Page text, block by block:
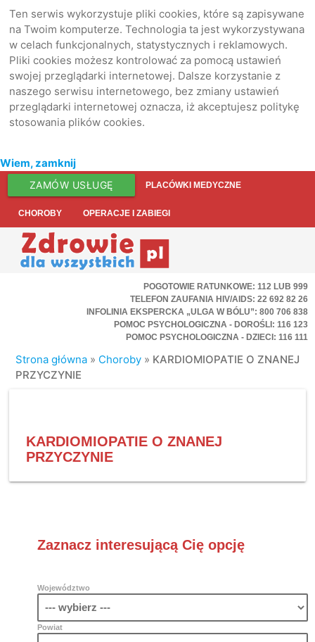
Ten serwis wykorzystuje pliki cookies, które są zapisywane
na Twoim komputerze. Technologia ta jest wykorzystywana
w celach funkcjonalnych, statystycznych i reklamowych.
Pliki cookies możesz kontrolować za pomocą ustawień
swojej przeglądarki internetowej. Dalsze korzystanie z
naszego serwisu internetowego, bez zmiany ustawień
przeglądarki internetowej oznacza, iż akceptujesz politykę
stosowania plików cookies.
Wiem, zamknij
ZAMÓW USŁUGĘ PLACÓWKI MEDYCZNE
CHOROBY OPERACJE I ZABIEGI
POGOTOWIE RATUNKOWE: 112 LUB 999
TELEFON ZAUFANIA HIV/AIDS: 22 692 82 26
INFOLINIA EKSPERCKA „ULGA W BÓLU”: 800 706 838
POMOC PSYCHOLOGICZNA - DOROŚLI: 116 123
POMOC PSYCHOLOGICZNA - DZIECI: 116 111
Strona główna » Choroby » KARDIOMIOPATIE O ZNANEJ
PRZYCZYNIE
KARDIOMIOPATIE O ZNANEJ
PRZYCZYNIE
Zaznacz interesującą Cię opcję
Województwo
Powiat